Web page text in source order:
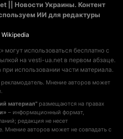
|| Новости Украины. Контент
ИИ для редактуры
Wikipedia
использоваться бесплатно с
на vesti-ua.net в первом абзаце.
использовании части материала.
рекламодатель. Мнение авторов может
материал" размещаются на правах
– информационный формат,
редакция не несет
Мнение авторов может не совпадать с